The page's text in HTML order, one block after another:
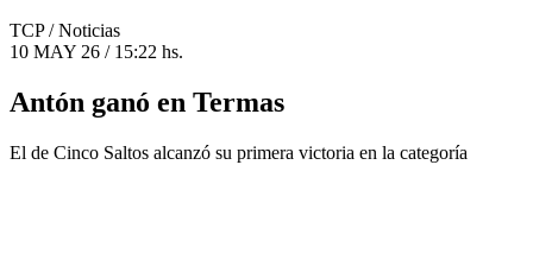
TCP/ Noticias
10 MAY 26 / 15:22 hs.
Antón ganó en Termas
El de Cinco Saltos alcanzó su primera victoria en la categoría